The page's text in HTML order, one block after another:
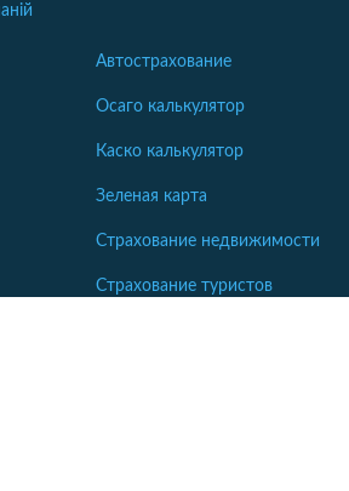
Автострахование
Осаго калькулятор
Каско калькулятор
Зеленая карта
Страхование недвижимости
Страхование туристов